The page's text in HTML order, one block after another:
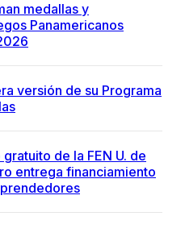
medallas y
Panamericanos
versión de su Programa
de la FEN U. de
entrega financiamiento